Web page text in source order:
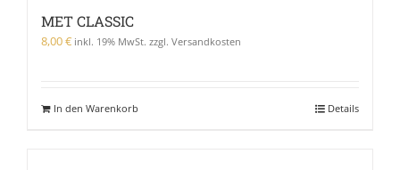
MET CLASSIC
8,00€ inkl. 19% MwSt. zzgl. Versandkosten
In den Warenkorb Details